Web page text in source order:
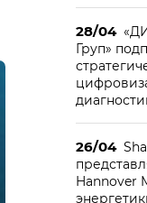
28/04
Груп»
26/04
Hannover